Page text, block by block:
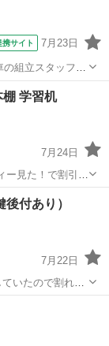
携サイト 7月23日
の組立スタッフ
ハンドル・足回
棚 学習机
7月24日
見た！で割引価
付あり）
7月22日
いたので割れ、
工しているので
す 現地引き取り